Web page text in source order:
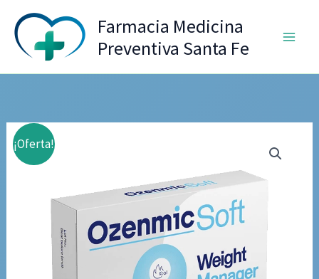
contenido
Farmacia Medicina
Preventiva Santa Fe
¡Oferta!